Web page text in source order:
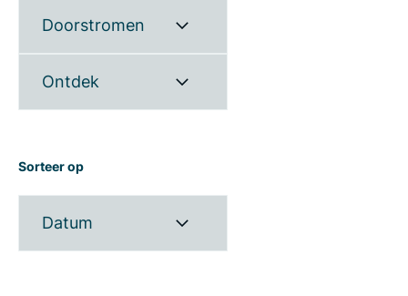
Doorstromen
Ontdek
Sorteer op
Datum